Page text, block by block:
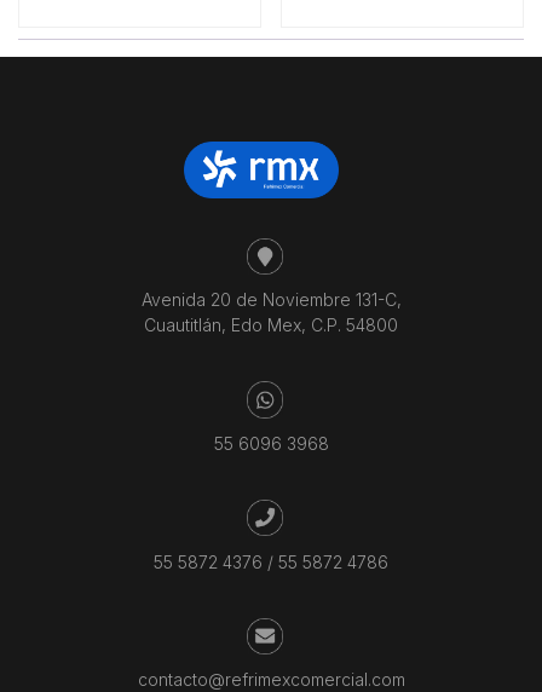
Avenida 20 de Noviembre 131-C,
Cuautitlán, Edo Mex, C.P. 54800
55 6096 3968
55 5872 4376 / 55 5872 4786
contacto@refrimexcomercial.com